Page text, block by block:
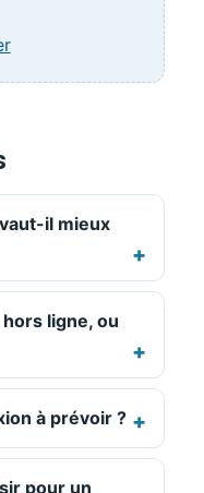
il mieux
ligne, ou
à prévoir ?
pour un